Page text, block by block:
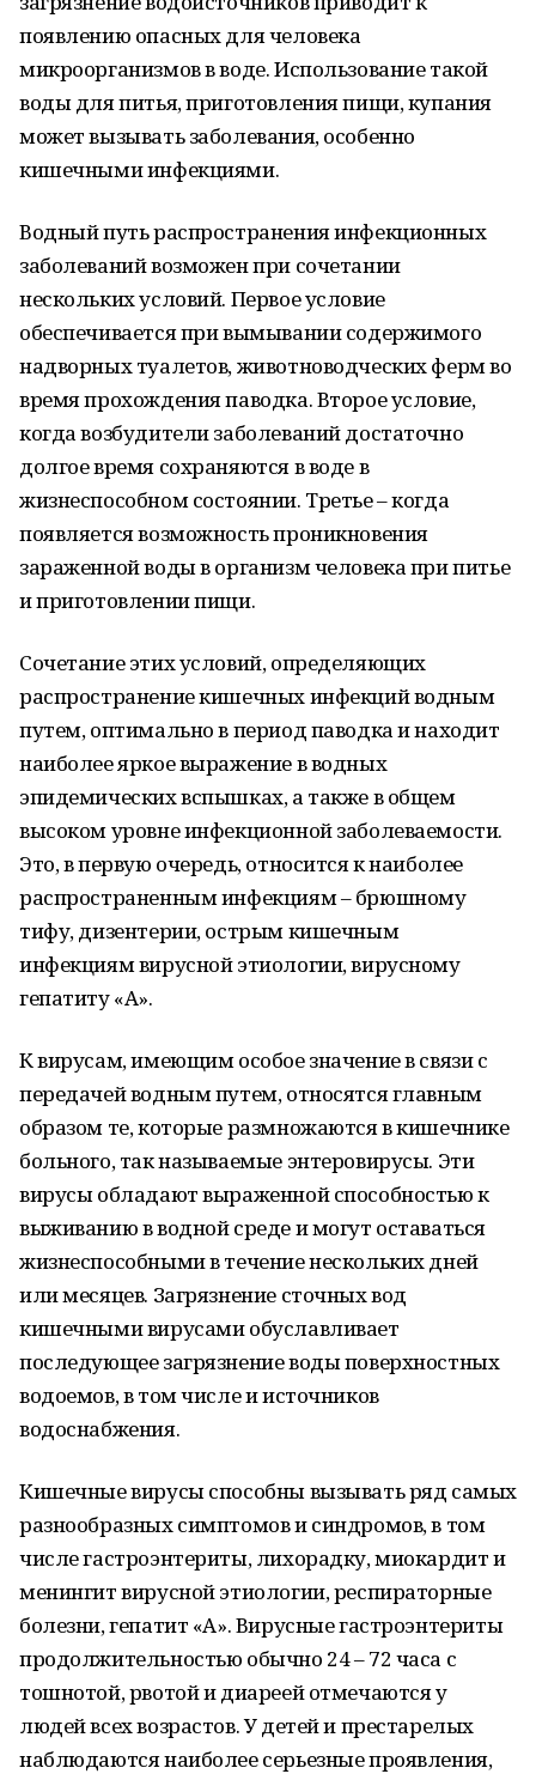
появлению опасных для человека
микроорганизмов в воде. Использование такой
воды для питья, приготовления пищи, купания
может вызывать заболевания, особенно
кишечными инфекциями.
Водный путь распространения инфекционных
заболеваний возможен при сочетании
нескольких условий. Первое условие
обеспечивается при вымывании содержимого
надворных туалетов, животноводческих ферм во
время прохождения паводка. Второе условие,
когда возбудители заболеваний достаточно
долгое время сохраняются в воде в
жизнеспособном состоянии. Третье – когда
появляется возможность проникновения
зараженной воды в организм человека при питье
и приготовлении пищи.
Сочетание этих условий, определяющих
распространение кишечных инфекций водным
путем, оптимально в период паводка и находит
наиболее яркое выражение в водных
эпидемических вспышках, а также в общем
высоком уровне инфекционной заболеваемости.
Это, в первую очередь, относится к наиболее
распространенным инфекциям – брюшному
тифу, дизентерии, острым кишечным
инфекциям вирусной этиологии, вирусному
гепатиту «А».
К вирусам, имеющим особое значение в связи с
передачей водным путем, относятся главным
образом те, которые размножаются в кишечнике
больного, так называемые энтеровирусы. Эти
вирусы обладают выраженной способностью к
выживанию в водной среде и могут оставаться
жизнеспособными в течение нескольких дней
или месяцев. Загрязнение сточных вод
кишечными вирусами обуславливает
последующее загрязнение воды поверхностных
водоемов, в том числе и источников
водоснабжения.
Кишечные вирусы способны вызывать ряд самых
разнообразных симптомов и синдромов, в том
числе гастроэнтериты, лихорадку, миокардит и
менингит вирусной этиологии, респираторные
болезни, гепатит «А». Вирусные гастроэнтериты
продолжительностью обычно 24 – 72 часа с
тошнотой, рвотой и диареей отмечаются у
людей всех возрастов. У детей и престарелых
наблюдаются наиболее серьезные проявления,